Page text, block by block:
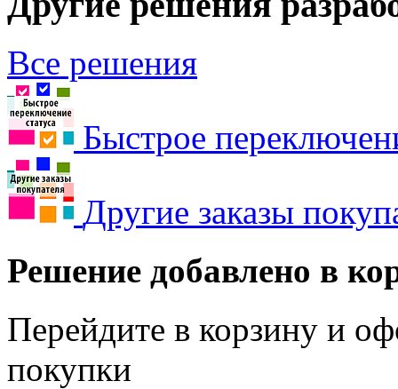
Все решения
Быстрое
Другие заказы
Решение добавлено в
Перейдите в корзину и
покупки